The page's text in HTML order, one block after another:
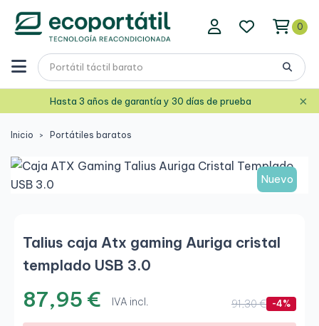
0
Hasta 3 años de garantía y 30 días de prueba ×
Inicio Portátiles baratos
Nuevo
Talius caja Atx gaming Auriga cristal
templado USB 3.0
87,95 € IVA incl. 91,30 € -4%